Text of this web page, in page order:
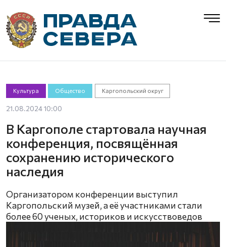
Культура Общество Каргопольский округ
21.08.2024 10:00
В Каргополе стартовала научная
конференция, посвящённая
сохранению исторического
наследия
Организатором конференции выступил
Каргопольский музей, а её участниками стали
более 60 ученых, историков и искусствоведов